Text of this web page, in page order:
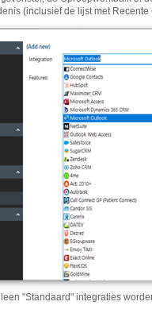
(inclusief de lijst met Recente
"Standaard" integraties